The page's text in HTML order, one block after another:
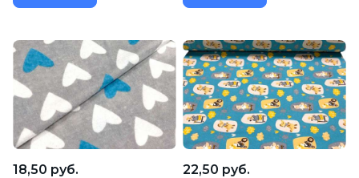
18,50 руб. 22,50 руб.